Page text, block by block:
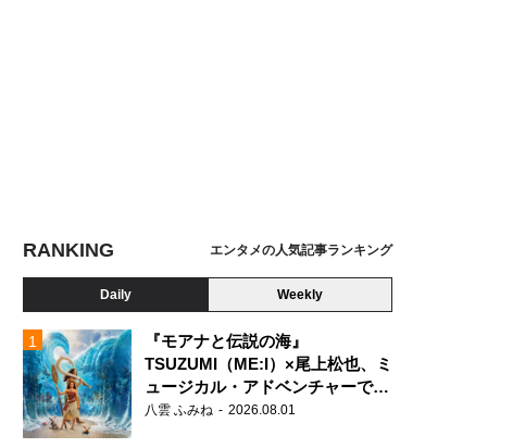
RANKING エンタメの人気記事ランキング
Daily Weekly
『モアナと伝説の海』
TSUZUMI（ME:I）×尾上松也、ミ
ュージカル・アドベンチャーで美
声を響かせる
八雲 ふみね 2026.08.01